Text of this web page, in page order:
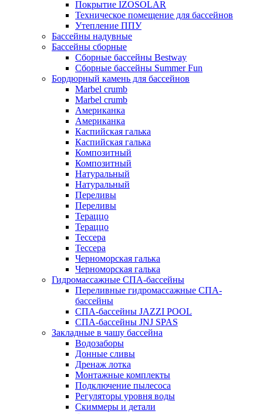
Покрытие IZOSOLAR
Техническое помещение для бассейнов
Утепление ППУ
Бассейны надувные
Бассейны сборные
Сборные бассейны Bestway
Сборные бассейны Summer Fun
Бордюрный камень для бассейнов
Marbel crumb
Marbel crumb
Американка
Американка
Каспийская галька
Каспийская галька
Композитный
Композитный
Натуральный
Натуральный
Переливы
Переливы
Тераццо
Тераццо
Тессера
Тессера
Черноморская галька
Черноморская галька
Гидромассажные СПА-бассейны
Переливные гидромассажные СПА-
бассейны
СПА-бассейны JAZZI POOL
СПА-бассейны JNJ SPAS
Закладные в чашу бассейна
Водозаборы
Донные сливы
Дренаж лотка
Монтажные комплекты
Подключение пылесоса
Регуляторы уровня воды
Скиммеры и детали